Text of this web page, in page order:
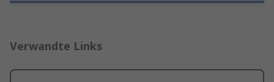
Verwandte Links